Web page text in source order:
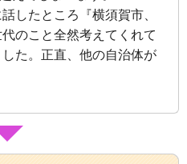
したところ『横須賀市、
のこと全然考えてくれて
た。正直、他の自治体が